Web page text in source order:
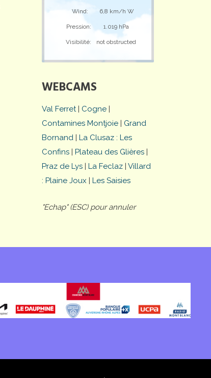
Wind: 6,8 km/h W
Pression: 1.019 hPa
Visibilité: not obstructed
WEBCAMS
Val Ferret| Cogne |
Contamines Montjoie | Grand
Bornand | La Clusaz : Les
Confins | Plateau des Glières |
Praz de Lys | La Feclaz | Villard
: Plaine Joux | Les Saisies
"Echap" (ESC) pour annuler